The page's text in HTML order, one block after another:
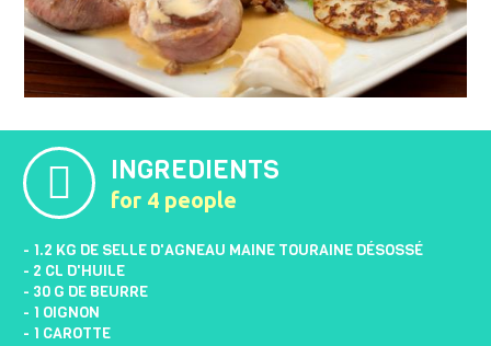
INGREDIENTS
for 4 people
- 1.2 KG DE SELLE D'AGNEAU MAINE TOURAINE DÉSOSSÉ
- 2 CL D'HUILE
- 30 G DE BEURRE
- 1 OIGNON
- 1 CAROTTE